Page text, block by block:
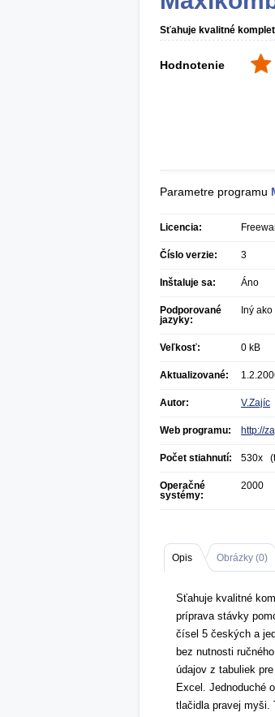
Sťahuje kvalitné
Hodnotenie
Parametre programu
Licencia:
Číslo verzie: 3
Inštaluje sa: Áno
Podporované
jazyky:
Iný
Veľkosť: 0 kB
Aktualizované:
Autor: V.Zajíc
Web programu: http://
Počet stiahnutí: 530x
Operačné
systémy:
2000
Opis Obrázky (0)
Sťahuje kvalitné
príprava stávky
čísel 5 českých a
bez nutnosti
údajov z tabuliek
Excel. Jednoduché
tlačidla pravej myši.